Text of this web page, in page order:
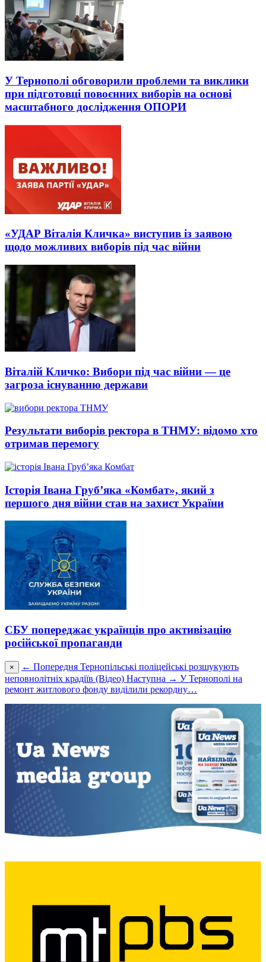
У Тернополі обговорили проблеми та виклики
при підготовці повоєнних виборів на основі
масштабного дослідження ОПОРИ
«УДАР Віталія Кличка» виступив із заявою
щодо можливих виборів під час війни
Віталій Кличко: Вибори під час війни — це
загроза існуванню держави
Результати виборів ректора в ТНМУ: відомо хто
отримав перемогу
Історія Івана Груб’яка «Комбат», який з
першого дня війни став на захист України
СБУ попереджає українців про активізацію
російської пропаганди
× ← Попередня Тернопільські поліцейські розшукують
неповнолітніх крадіїв (Відео) Наступна → У Тернополі на
ремонт житлового фонду виділили рекордну…